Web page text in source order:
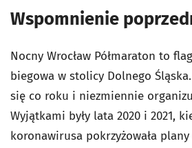
Wspomnienie
Nocny Wrocław Półmaraton to
biegowa w stolicy Dolnego
się co roku i niezmiennie
Wyjątkami były lata 2020 i 2021,
koronawirusa pokrzyżowała